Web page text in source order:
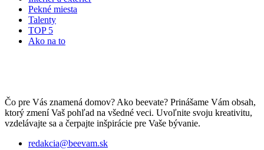
Pekné miesta
Talenty
TOP 5
Ako na to
Čo pre Vás znamená domov? Ako beevate? Prinášame Vám obsah,
ktorý zmení Vaš pohľad na všedné veci. Uvoľnite svoju kreativitu,
vzdelávajte sa a čerpajte inšpirácie pre Vaše bývanie.
redakcia@beevam.sk